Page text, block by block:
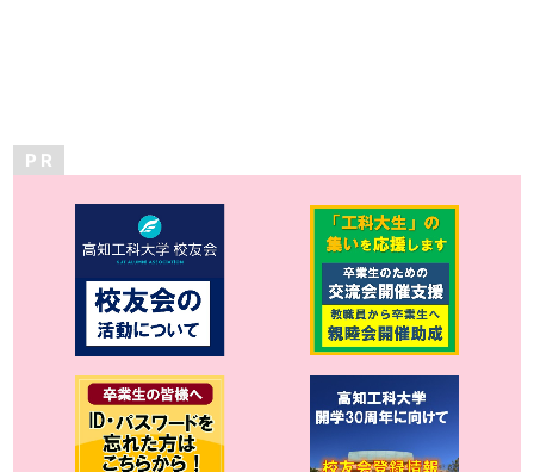
P R